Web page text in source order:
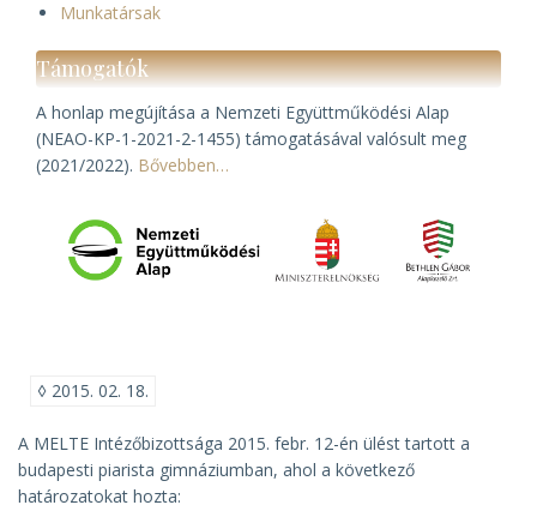
Munkatársak
Támogatók
A honlap megújítása a Nemzeti Együttműködési Alap
(NEAO-KP-1-2021-2-1455) támogatásával valósult meg
(2021/2022). Bővebben…
◊ 2015. 02. 18.
A MELTE Intézőbizottsága 2015. febr. 12-én ülést tartott a
budapesti piarista gimnáziumban, ahol a következő
határozatokat hozta: